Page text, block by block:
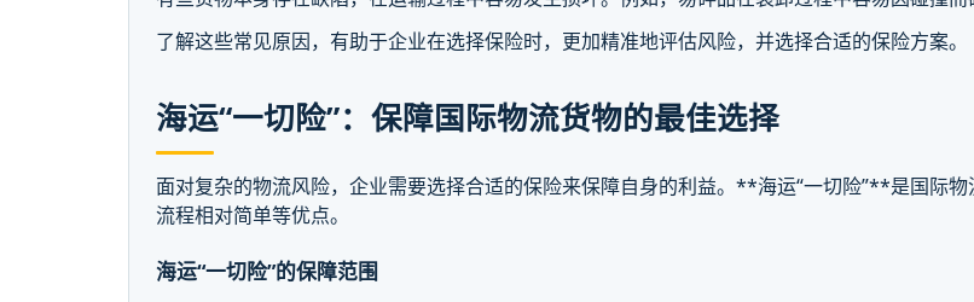
了解这些常见原因，有助于企业在选择保险时，更加精准地评估风险，并选择合适的保险方案。
海运“一切险”：保障国际物流货物的最佳选择
面对复杂的物流风险，企业需要选择合适的保险来保障自身的利益。**海运“一切险”**是国际
流程相对简单等优点。
海运“一切险”的保障范围